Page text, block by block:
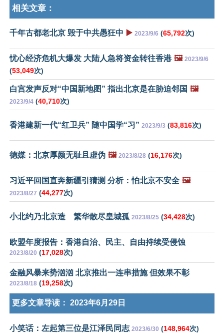
相关文章：
千年古都老北京 毁于中共愚狂中 ▶️ 2023/9/6 (65,792次)
忧心经济危机大爆发 大陆人急将资金转往香港 🖼️ 2023/9/6
(53,049次)
白宫发声反对“中国新地图” 指出北京是在胁迫邻国 🖼️
2023/9/4 (40,710次)
香港建新一代“红卫兵” 随中国学“习” 2023/9/3 (83,816次)
德媒：北京厚颜无耻且虚伪 🖼️ 2023/8/28 (16,176次)
习近平回国直奔新疆引猜测 分析：怕北京不安全 🖼️
2023/8/27 (44,277次)
小北约乃北京造 繁华散尽皇城孤 2023/8/25 (34,428次)
欧盟年度报告：香港自治、民主、自由持续受侵蚀
2023/8/20 (17,028次)
金融风暴来势汹汹 北京推出一连串措施 但效果不彰
2023/8/18 (19,258次)
更多文章导读： 2023年6月29日
小笑话：左起第三位是江泽民同志 2023/6/30 (148,964次)